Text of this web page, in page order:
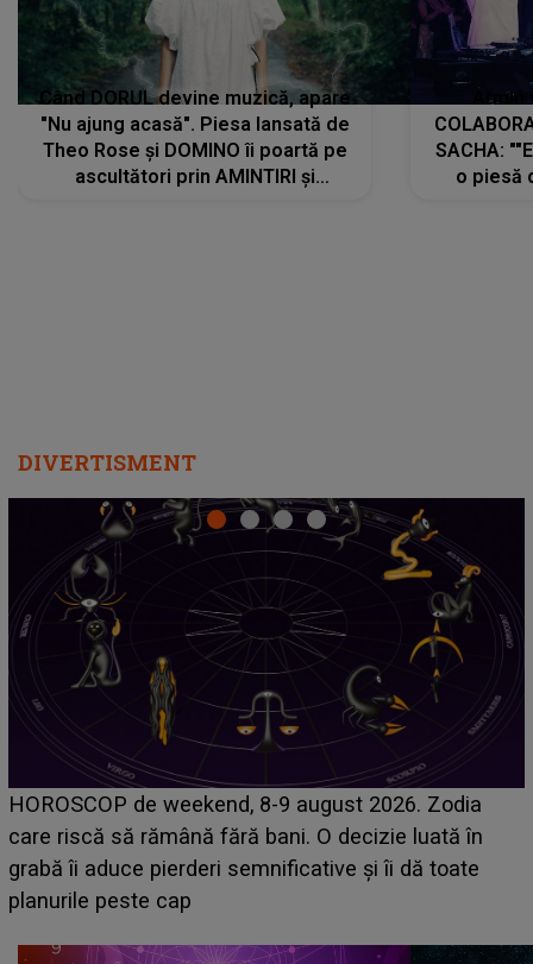
Când DORUL devine muzică, apare
"Nu ajung acasă". Piesa lansată de
Theo Rose și DOMINO îi poartă pe
ascultători prin AMINTIRI și
SACHA:
o piesă
DIVERTISMENT
Emanuel a ținut ACEST DETALIU ASCUNS până
acum! În fața Alexandrei, concurentul din Casa Iubirii
face o MĂRTURISIRE NEAȘTEPTATĂ despre mama
sa: "I-am spus și ei în față, eu nu te iubesc pentru